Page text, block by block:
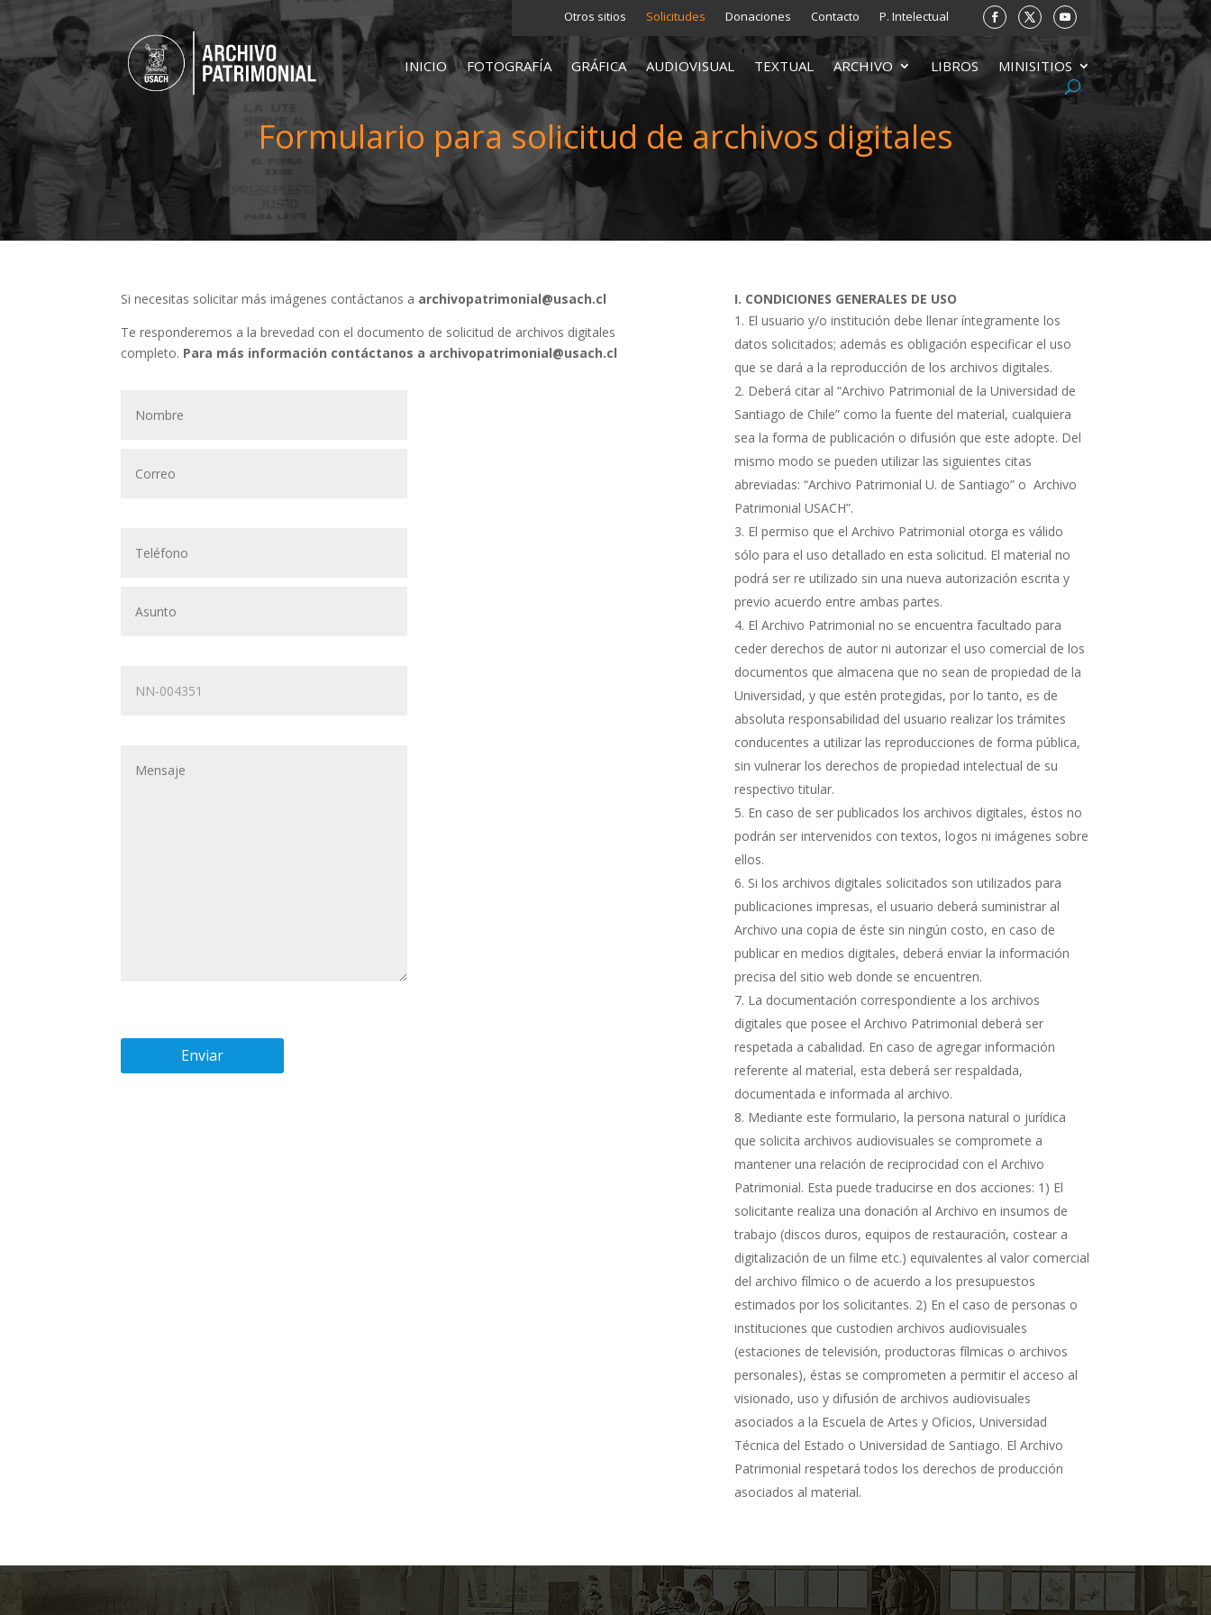
Otros sitios Solicitudes Donaciones Contacto P. Intelectual
INICIO FOTOGRAFÍA GRÁFICA AUDIOVISUAL TEXTUAL ARCHIVO LIBROS MINISITIOS
Formulario para solicitud de archivos digitales
Si necesitas solicitar más imágenes contáctanos a archivopatrimonial@usach.cl
Te responderemos a la brevedad con el documento de solicitud de archivos digitales
completo. Para más información contáctanos a archivopatrimonial@usach.cl
I. CONDICIONES GENERALES DE USO
El usuario y/o institución debe llenar íntegramente los
datos solicitados; además es obligación especificar el uso
que se dará a la reproducción de los archivos digitales.
Deberá citar al “Archivo Patrimonial de la Universidad de
Santiago de Chile” como la fuente del material, cualquiera
sea la forma de publicación o difusión que este adopte. Del
mismo modo se pueden utilizar las siguientes citas
abreviadas: “Archivo Patrimonial U. de Santiago” o Archivo
Patrimonial USACH”.
El permiso que el Archivo Patrimonial otorga es válido
sólo para el uso detallado en esta solicitud. El material no
podrá ser re utilizado sin una nueva autorización escrita y
previo acuerdo entre ambas partes.
El Archivo Patrimonial no se encuentra facultado para
ceder derechos de autor ni autorizar el uso comercial de los
documentos que almacena que no sean de propiedad de la
Universidad, y que estén protegidas, por lo tanto, es de
absoluta responsabilidad del usuario realizar los trámites
conducentes a utilizar las reproducciones de forma pública,
sin vulnerar los derechos de propiedad intelectual de su
respectivo titular.
En caso de ser publicados los archivos digitales, éstos no
podrán ser intervenidos con textos, logos ni imágenes sobre
ellos.
Si los archivos digitales solicitados son utilizados para
publicaciones impresas, el usuario deberá suministrar al
Archivo una copia de éste sin ningún costo, en caso de
publicar en medios digitales, deberá enviar la información
precisa del sitio web donde se encuentren.
La documentación correspondiente a los archivos
digitales que posee el Archivo Patrimonial deberá ser
respetada a cabalidad. En caso de agregar información
referente al material, esta deberá ser respaldada,
documentada e informada al archivo.
Mediante este formulario, la persona natural o jurídica
que solicita archivos audiovisuales se compromete a
mantener una relación de reciprocidad con el Archivo
Patrimonial. Esta puede traducirse en dos acciones: 1) El
solicitante realiza una donación al Archivo en insumos de
trabajo (discos duros, equipos de restauración, costear a
digitalización de un filme etc.) equivalentes al valor comercial
del archivo fílmico o de acuerdo a los presupuestos
estimados por los solicitantes. 2) En el caso de personas o
instituciones que custodien archivos audiovisuales
(estaciones de televisión, productoras fílmicas o archivos
personales), éstas se comprometen a permitir el acceso al
visionado, uso y difusión de archivos audiovisuales
asociados a la Escuela de Artes y Oficios, Universidad
Técnica del Estado o Universidad de Santiago. El Archivo
Patrimonial respetará todos los derechos de producción
asociados al material.